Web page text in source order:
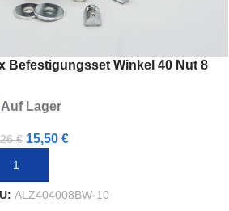
Befestigungsset Winkel 40 Nut 8
Auf Lager
€ 15,50 €
IN DEN WARENKORB
ALZ404008BW-10